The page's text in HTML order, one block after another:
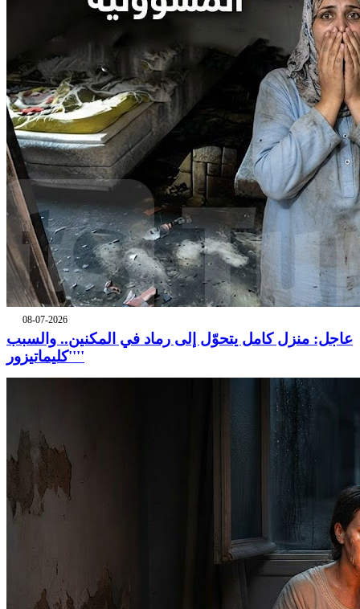
08-07-2026
عاجل: منزل كامل يتحوّل إلى رماد في المكنين.. والسبب
''كليماتيزور''